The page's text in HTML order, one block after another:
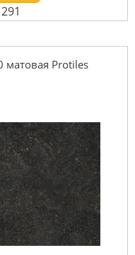
матовая Protiles